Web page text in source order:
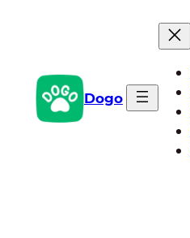
conteúdo Dogo